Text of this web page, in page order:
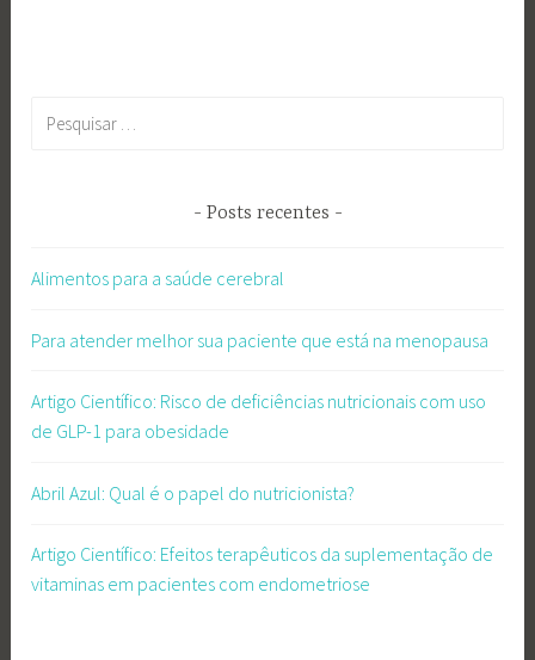
Posts recentes
Alimentos para a saúde cerebral
Para atender melhor sua paciente que está na menopausa
Artigo Científico: Risco de deficiências nutricionais com uso
de GLP-1 para obesidade
Abril Azul: Qual é o papel do nutricionista?
Artigo Científico: Efeitos terapêuticos da suplementação de
vitaminas em pacientes com endometriose